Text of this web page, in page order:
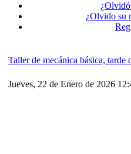
¿Olvidó
¿Olvido su
Taller de mecánica básica, tarde
Jueves, 22 de Enero de 2026